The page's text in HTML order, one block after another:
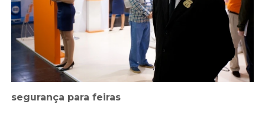
segurança para feiras